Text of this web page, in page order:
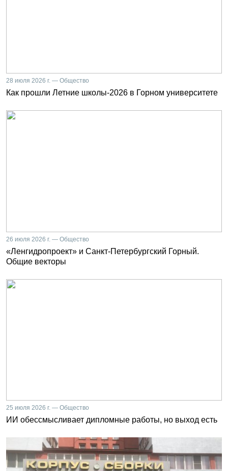
28 июля 2026 г. — Общество
Как прошли Летние школы-2026 в Горном университете
26 июля 2026 г. — Общество
«Ленгидропроект» и Санкт-Петербургский Горный.
Общие векторы
25 июля 2026 г. — Общество
ИИ обессмысливает дипломные работы, но выход есть